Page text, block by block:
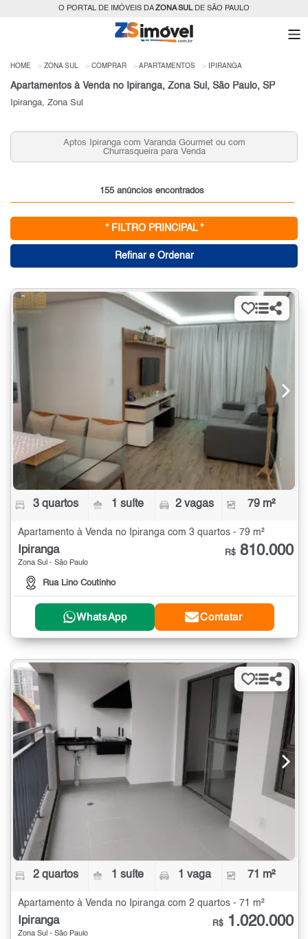
O PORTAL DE IMÓVEIS DAZONA SULDE SÃO PAULO
HOME ZONA SUL COMPRAR APARTAMENTOS IPIRANGA
Apartamentos à Venda no Ipiranga, Zona Sul, São Paulo, SP
Ipiranga, Zona Sul
Aptos Ipiranga com Varanda Gourmet ou com
Churrasqueira para Venda
155 anúncios encontrados
* FILTRO PRINCIPAL *
Refinar e Ordenar
3 quartos 1 suíte 2 vagas 79 m²
Apartamento à Venda no Ipiranga com 3 quartos - 79 m²
Ipiranga
Zona Sul - São Paulo
Rua Lino Coutinho
R$ 810.000
WhatsApp Contatar
2 quartos 1 suíte 1 vaga 71 m²
Apartamento à Venda no Ipiranga com 2 quartos - 71 m²
Ipiranga
Zona Sul - São Paulo
R$ 1.020.000